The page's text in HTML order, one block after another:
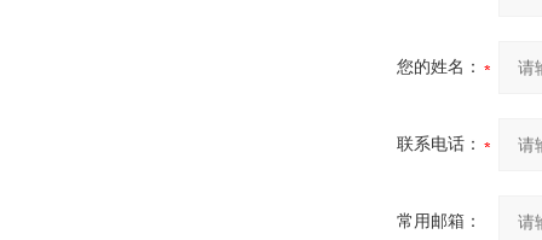
您的姓名：
联系电话：
常用邮箱：